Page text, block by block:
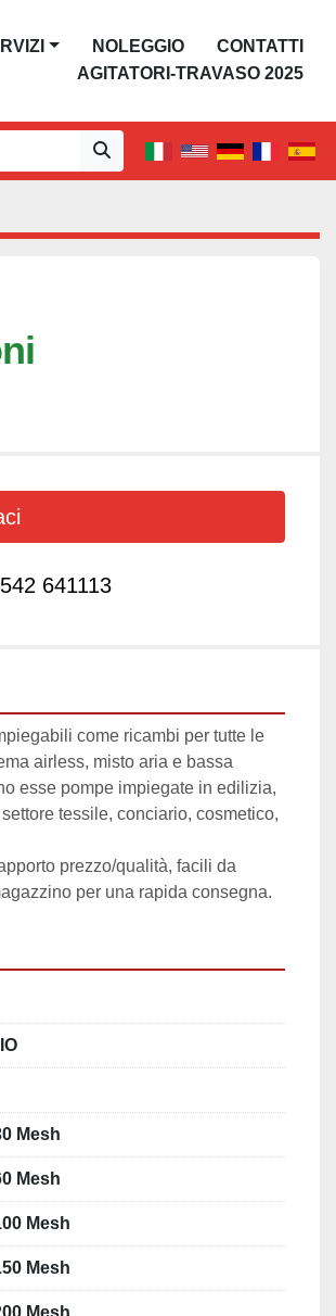
NOLEGGIO
CONTATTI
AGITATORI-TRAVASO 2025
641113
come ricambi per tutte le
airless, misto aria e bassa
esse pompe impiegate in edilizia,
tessile, conciario, cosmetico,
prezzo/qualità, facili da
per una rapida consegna.
Mesh
Mesh
Mesh
Mesh
Mesh